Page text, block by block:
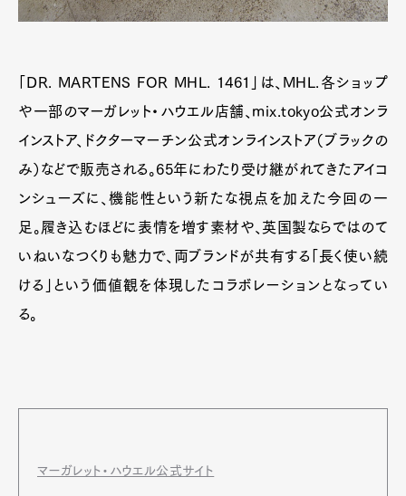
「DR. MARTENS FOR MHL. 1461」は、MHL.各ショップ
や一部のマーガレット・ハウエル店舗、mix.tokyo公式オンラ
インストア、ドクターマーチン公式オンラインストア（ブラックの
み）などで販売される。65年にわたり受け継がれてきたアイコ
ンシューズに、機能性という新たな視点を加えた今回の一
足。履き込むほどに表情を増す素材や、英国製ならではのて
いねいなつくりも魅力で、両ブランドが共有する「長く使い続
ける」という価値観を体現したコラボレーションとなってい
る。
マーガレット・ハウエル公式サイト